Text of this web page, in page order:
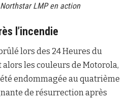
LMP en action
l’incendie
lors des 24 Heures du
alors les couleurs de Motorola,
endommagée au quatrième
de résurrection après